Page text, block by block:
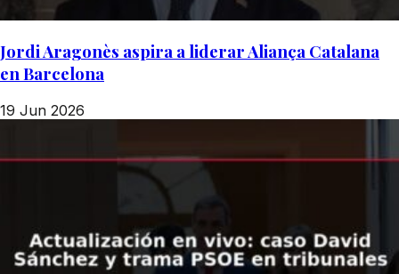
Jordi Aragonès aspira a liderar Aliança Catalana
en Barcelona
19 Jun 2026